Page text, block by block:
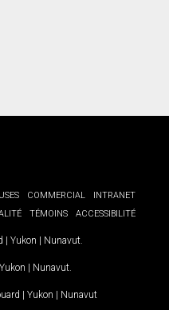
COMMERCIAL
INTRANET
TÉMOINS ACCESSIBILITÉ
Yukon Nunavut.
Yukon Nunavut.
Yukon Nunavut